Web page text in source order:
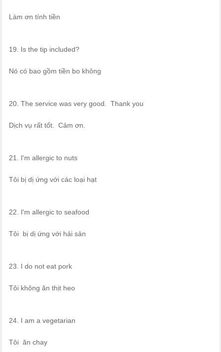
Làm ơn tính tiền
19. Is the tip included?
Nó có bao gồm tiền bo không
20. The service was very good. Thank you
Dịch vụ rất tốt. Cảm ơn.
21. I'm allergic to nuts
Tôi bị dị ứng với các loại hạt
22. I'm allergic to seafood
Tôi bị dị ứng với hải sản
23. I do not eat pork
Tôi không ăn thịt heo
24. I am a vegetarian
Tôi ăn chay